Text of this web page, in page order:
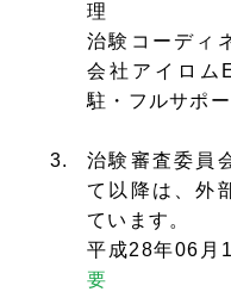
理
治験コーディ
会社アイロム
駐・フルサポー
治験審査委員
て以降は、外
ています。
平成28年06
要